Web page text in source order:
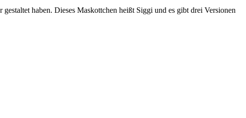
haben. Dieses Maskottchen heißt Siggi und es gibt drei Versionen